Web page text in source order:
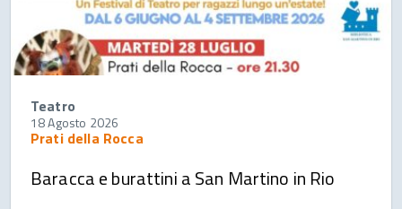
Teatro
18 Agosto 2026
Prati della Rocca
Baracca e burattini a San Martino in Rio